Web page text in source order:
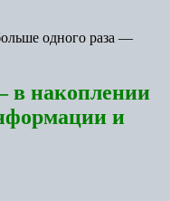
одного раза —
в накоплении
и